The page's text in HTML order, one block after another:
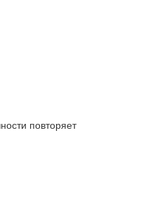
повторяет